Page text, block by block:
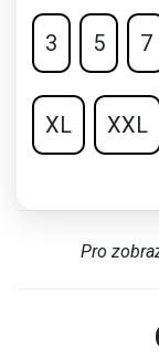
3 5 7
XL XXL
Pro